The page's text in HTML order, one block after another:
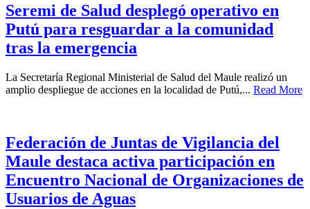
Seremi de Salud desplegó operativo en
Putú para resguardar a la comunidad
tras la emergencia
La Secretaría Regional Ministerial de Salud del Maule realizó un
amplio despliegue de acciones en la localidad de Putú,... Read More
Federación de Juntas de Vigilancia del
Maule destaca activa participación en
Encuentro Nacional de Organizaciones de
Usuarios de Aguas